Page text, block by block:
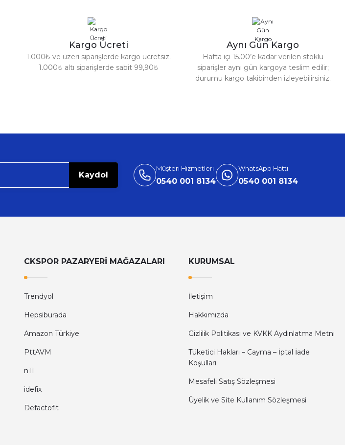
Kargo Ücreti
1.000₺ ve üzeri siparişlerde kargo ücretsiz.
1.000₺ altı siparişlerde sabit 99,90₺
Aynı Gün Kargo
Hafta içi 15.00’e kadar verilen stoklu
siparişler aynı gün kargoya teslim edilir;
durumu kargo takibinden izleyebilirsiniz.
Kaydol
Müşteri Hizmetleri
0540 001 8134
WhatsApp Hattı
0540 001 8134
CKSPOR PAZARYERİ MAĞAZALARI
Trendyol
Hepsiburada
Amazon Türkiye
PttAVM
n11
idefix
Defactofit
KURUMSAL
İletişim
Hakkımızda
Gizlilik Politikası ve KVKK Aydınlatma Metni
Tüketici Hakları – Cayma – İptal İade
Koşulları
Mesafeli Satış Sözleşmesi
Üyelik ve Site Kullanım Sözleşmesi